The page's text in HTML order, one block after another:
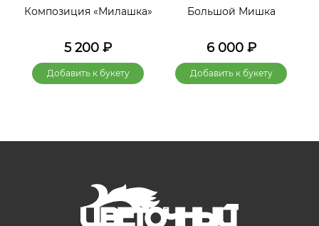
Композиция «Милашка»
5 200 ₽
Добавить к букету
Большой Мишка
6 000₽
Добавить к букету